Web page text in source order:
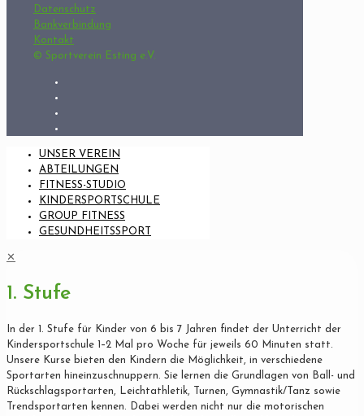
Datenschutz
Bankverbindung
Kontakt
© Sportverein Esting e.V.
UNSER VEREIN
ABTEILUNGEN
FITNESS-STUDIO
KINDERSPORTSCHULE
GROUP FITNESS
GESUNDHEITSSPORT
✕
1. Stufe
In der 1. Stufe für Kinder von 6 bis 7 Jahren findet der Unterricht der
Kindersportschule 1–2 Mal pro Woche für jeweils 60 Minuten statt.
Unsere Kurse bieten den Kindern die Möglichkeit, in verschiedene
Sportarten hineinzuschnuppern. Sie lernen die Grundlagen von Ball- und
Rückschlagsportarten, Leichtathletik, Turnen, Gymnastik/Tanz sowie
Trendsportarten kennen. Dabei werden nicht nur die motorischen